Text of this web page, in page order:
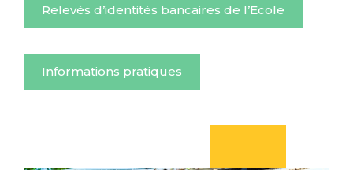
Relevés d’identités bancaires de l’Ecole
Informations pratiques